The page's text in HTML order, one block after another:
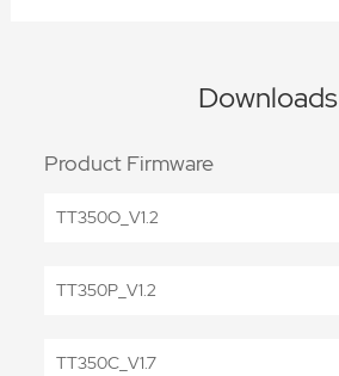
Downloads
Product Firmware
TT350O_V1.2
TT350P_V1.2
TT350C_V1.7